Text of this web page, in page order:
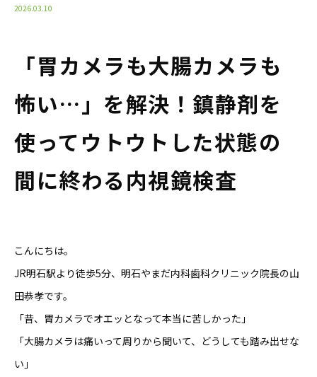
2026.03.10
「胃カメラも大腸カメラも
怖い…」を解決！鎮静剤を
使ってウトウトした状態の
間に終わる内視鏡検査
こんにちは。
JR明石駅より徒歩5分、明石やまだ内科歯科クリニック院長の山
田恭孝です。
「昔、胃カメラでオエッとなって本当に苦しかった」
「大腸カメラは痛いって周りから聞いて、どうしても踏み出せな
い」